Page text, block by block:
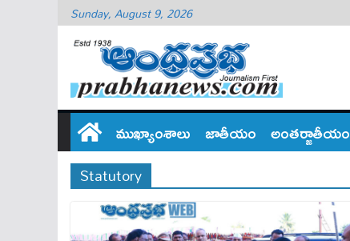
Sunday, August 9, 2026
ముఖ్యాంశాలు జాతీయం అంతర్జాతీయం
Statutory